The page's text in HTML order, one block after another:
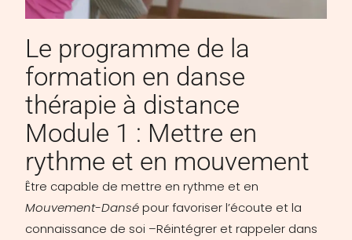
Le programme de la
formation en danse
thérapie à distance
Module 1 : Mettre en
rythme et en mouvement
Être capable de mettre en rythme et en
Mouvement-Dansépour favoriser l’écoute et la
connaissance de soi –Réintégrer et rappeler dans